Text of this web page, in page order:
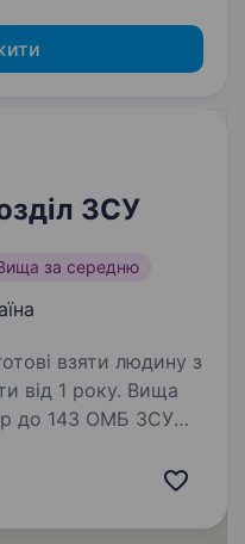
ЗСУ
за середню
взяти людину з
від 1 року. Вища
оперативного
мета —